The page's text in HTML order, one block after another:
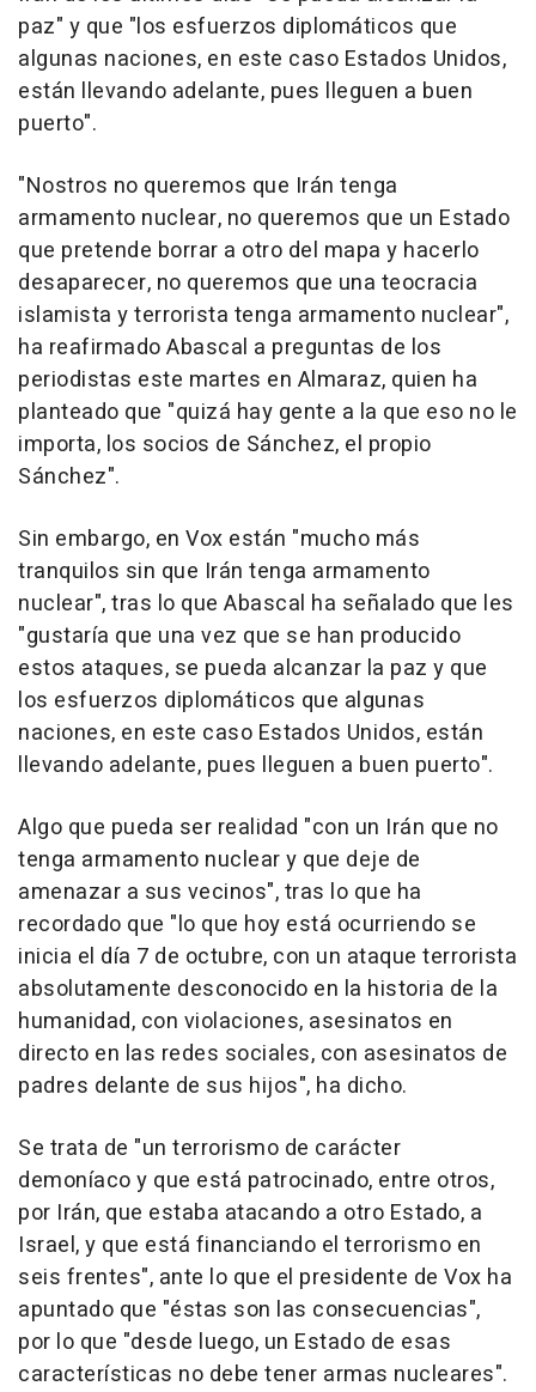
paz" y que "los esfuerzos diplomáticos que
algunas naciones, en este caso Estados Unidos,
están llevando adelante, pues lleguen a buen
puerto".
"Nostros no queremos que Irán tenga
armamento nuclear, no queremos que un Estado
que pretende borrar a otro del mapa y hacerlo
desaparecer, no queremos que una teocracia
islamista y terrorista tenga armamento nuclear",
ha reafirmado Abascal a preguntas de los
periodistas este martes en Almaraz, quien ha
planteado que "quizá hay gente a la que eso no le
importa, los socios de Sánchez, el propio
Sánchez".
Sin embargo, en Vox están "mucho más
tranquilos sin que Irán tenga armamento
nuclear", tras lo que Abascal ha señalado que les
"gustaría que una vez que se han producido
estos ataques, se pueda alcanzar la paz y que
los esfuerzos diplomáticos que algunas
naciones, en este caso Estados Unidos, están
llevando adelante, pues lleguen a buen puerto".
Algo que pueda ser realidad "con un Irán que no
tenga armamento nuclear y que deje de
amenazar a sus vecinos", tras lo que ha
recordado que "lo que hoy está ocurriendo se
inicia el día 7 de octubre, con un ataque terrorista
absolutamente desconocido en la historia de la
humanidad, con violaciones, asesinatos en
directo en las redes sociales, con asesinatos de
padres delante de sus hijos", ha dicho.
Se trata de "un terrorismo de carácter
demoníaco y que está patrocinado, entre otros,
por Irán, que estaba atacando a otro Estado, a
Israel, y que está financiando el terrorismo en
seis frentes", ante lo que el presidente de Vox ha
apuntado que "éstas son las consecuencias",
por lo que "desde luego, un Estado de esas
características no debe tener armas nucleares".